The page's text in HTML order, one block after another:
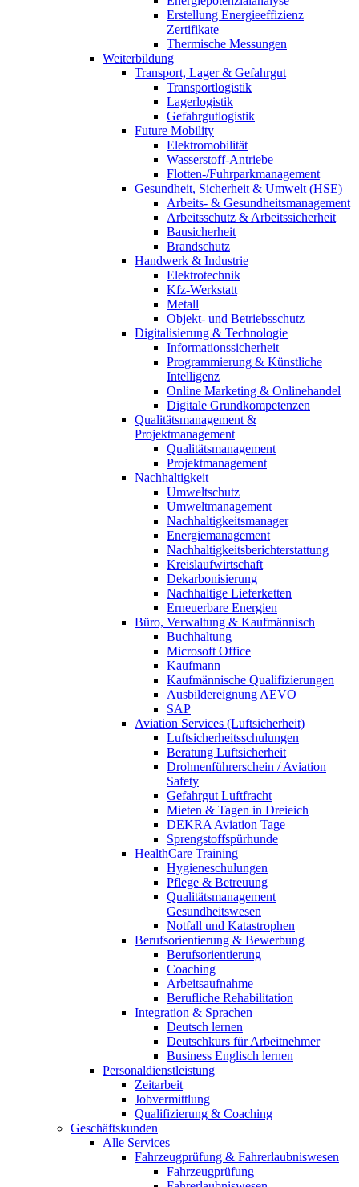
Erstellung Energieeffizienz
Zertifikate
Thermische Messungen
Weiterbildung
Transport, Lager & Gefahrgut
Transportlogistik
Lagerlogistik
Gefahrgutlogistik
Future Mobility
Elektromobilität
Wasserstoff-Antriebe
Flotten-/Fuhrparkmanagement
Gesundheit, Sicherheit & Umwelt (HSE)
Arbeits- & Gesundheitsmanagement
Arbeitsschutz & Arbeitssicherheit
Bausicherheit
Brandschutz
Handwerk & Industrie
Elektrotechnik
Kfz-Werkstatt
Metall
Objekt- und Betriebsschutz
Digitalisierung & Technologie
Informationssicherheit
Programmierung & Künstliche
Intelligenz
Online Marketing & Onlinehandel
Digitale Grundkompetenzen
Qualitätsmanagement &
Projektmanagement
Qualitätsmanagement
Projektmanagement
Nachhaltigkeit
Umweltschutz
Umweltmanagement
Nachhaltigkeitsmanager
Energiemanagement
Nachhaltigkeitsberichterstattung
Kreislaufwirtschaft
Dekarbonisierung
Nachhaltige Lieferketten
Erneuerbare Energien
Büro, Verwaltung & Kaufmännisch
Buchhaltung
Microsoft Office
Kaufmann
Kaufmännische Qualifizierungen
Ausbildereignung AEVO
SAP
Aviation Services (Luftsicherheit)
Luftsicherheitsschulungen
Beratung Luftsicherheit
Drohnenführerschein / Aviation
Safety
Gefahrgut Luftfracht
Mieten & Tagen in Dreieich
DEKRA Aviation Tage
Sprengstoffspürhunde
HealthCare Training
Hygieneschulungen
Pflege & Betreuung
Qualitätsmanagement
Gesundheitswesen
Notfall und Katastrophen
Berufsorientierung & Bewerbung
Berufsorientierung
Coaching
Arbeitsaufnahme
Berufliche Rehabilitation
Integration & Sprachen
Deutsch lernen
Deutschkurs für Arbeitnehmer
Business Englisch lernen
Personaldienstleistung
Zeitarbeit
Jobvermittlung
Qualifizierung & Coaching
Geschäftskunden
Alle Services
Fahrzeugprüfung & Fahrerlaubniswesen
Fahrzeugprüfung